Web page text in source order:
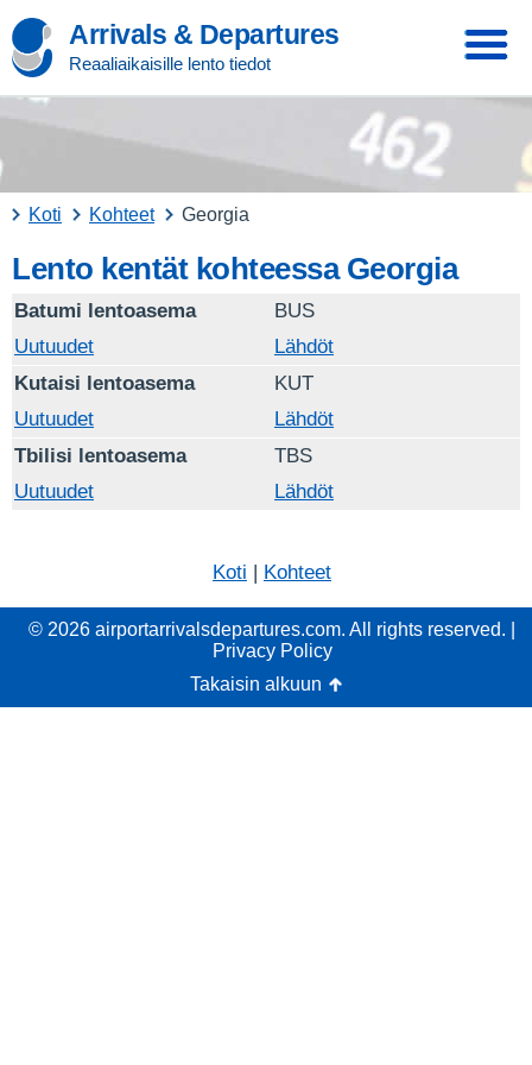
Arrivals & Departures
Reaaliaikaisille lento tiedot
Koti Kohteet Georgia
Lento kentät kohteessa Georgia
Batumi lentoasema
BUS
Uutuudet
Lähdöt
Kutaisi lentoasema
KUT
Uutuudet
Lähdöt
Tbilisi lentoasema
TBS
Uutuudet
Lähdöt
Koti | Kohteet
© 2026 airportarrivalsdepartures.com. All rights reserved. |
Privacy Policy
Takaisin alkuun